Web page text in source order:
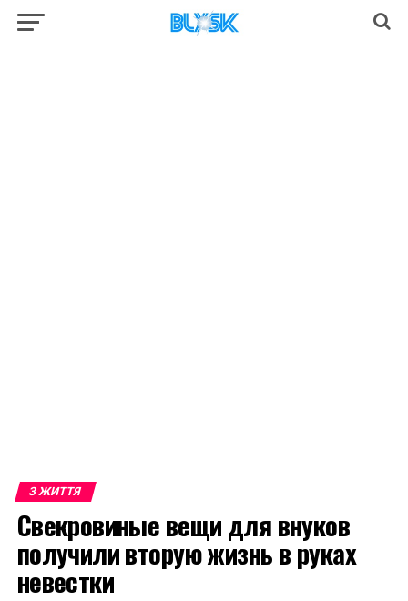
З ЖИТТЯ
Свекровиные вещи для внуков
получили вторую жизнь в руках
невестки